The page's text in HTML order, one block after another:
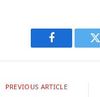
Facebook
PREVIOUS ARTICLE